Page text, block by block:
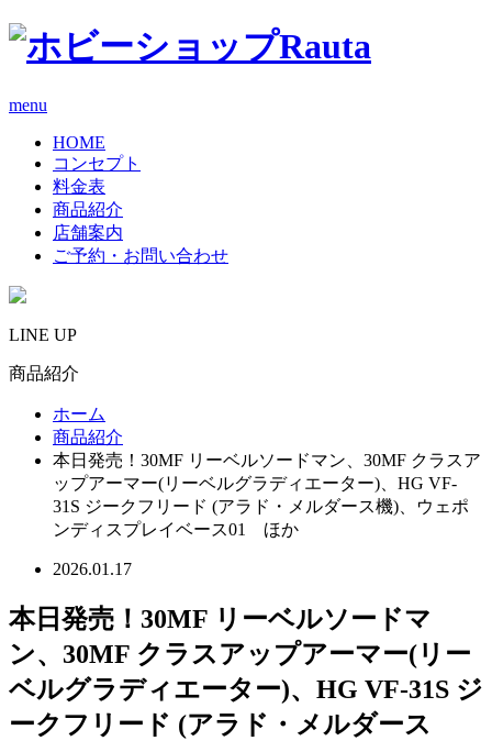
menu
HOME
コンセプト
料金表
商品紹介
店舗案内
ご予約・お問い合わせ
LINE UP
商品紹介
ホーム
商品紹介
本日発売！30MF リーベルソードマン、30MF クラスア
ップアーマー(リーベルグラディエーター)、HG VF-
31S ジークフリード (アラド・メルダース機)、ウェポ
ンディスプレイベース01 ほか
2026.01.17
本日発売！30MF リーベルソードマ
ン、30MF クラスアップアーマー(リー
ベルグラディエーター)、HG VF-31S ジ
ークフリード (アラド・メルダース